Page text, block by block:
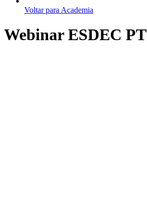
Voltar para Academia
Webinar ESDEC PT